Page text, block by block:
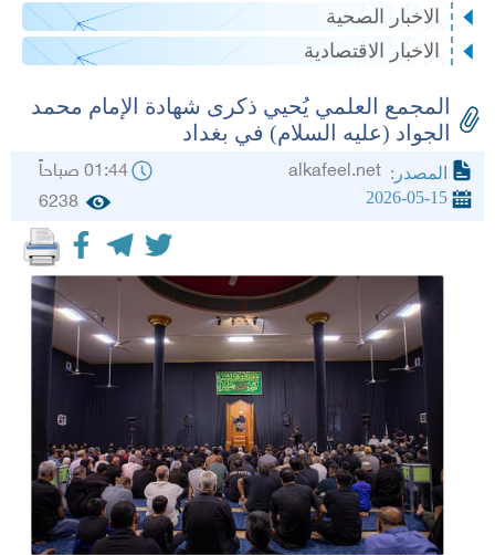
الاخبار الصحية
الاخبار الاقتصادية
المجمع العلمي يُحيي ذكرى شهادة الإمام محمد
الجواد (عليه السلام) في بغداد
المصدر: 01:44 صباحاً
2026-05-15
6238